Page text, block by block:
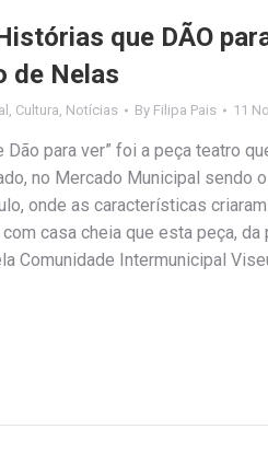
que DÃO
de Nelas
, Cultura, Notícias By Filipa Pais 11
Dão para ver” foi a peça teatro
no Mercado Municipal sendo
onde as características
casa cheia que esta peça,
Comunidade Intermunicipal